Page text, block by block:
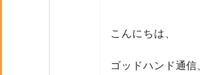
こんにちは、
ゴッドハンド通信、